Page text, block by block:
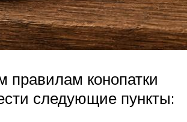
правилам конопатки
следующие пункты: